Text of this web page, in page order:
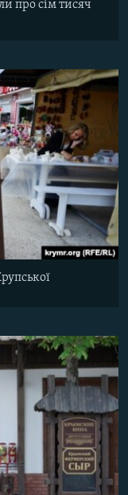
про сім тисяч